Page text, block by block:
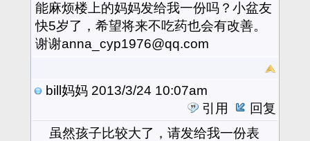
能麻烦楼上的妈妈发给我一份吗？小盆友
快5岁了，希望将来不吃药也会有改善。
谢谢anna_cyp1976@qq.com
bill妈妈 2013/3/24 10:07am
引用
回复
虽然孩子比较大了，请发给我一份表